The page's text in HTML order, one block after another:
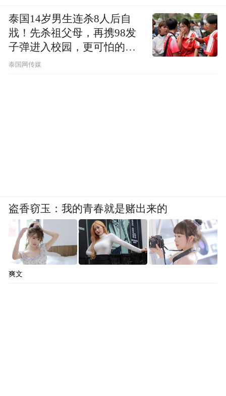
泰国14岁男生连杀8人后自
戕！先杀祖父母，再携98发
子弹进入校园，更可怕的细
节公布了
泰国网传媒
盗香窃玉：我的青春就是赌出来的
爽文